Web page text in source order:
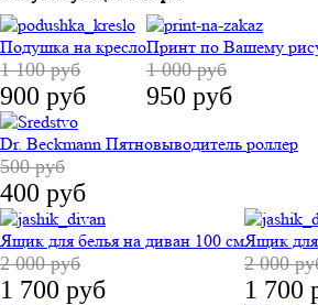
Подушка на кресло
1 100 руб
900 руб
Принт по Вашему
1 000 руб
950 руб
Dr. Beckmann Пятновыводитель роллер
500 руб
400 руб
Ящик для белья на диван 100 см
2 000 руб
1 700 руб
Ящик для
2 000
1 700